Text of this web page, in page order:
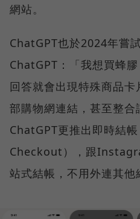
網站。
ChatGPT也於2024年嘗
ChatGPT：「我想買蜂
回答就會出現特殊商品
部購物網連結，甚至整合
ChatGPT更推出即時結
Checkout），跟
站式結帳，不用外連其他